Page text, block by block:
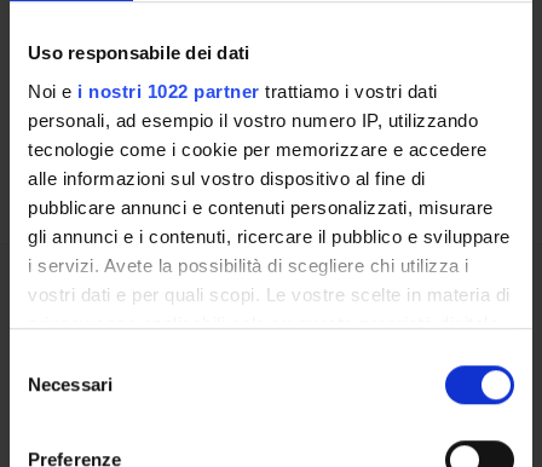
Uso responsabile dei dati
Noi e i nostri 1022 partner trattiamo i vostri dati
personali, ad esempio il vostro numero IP, utilizzando
tecnologie come i cookie per memorizzare e accedere
alle informazioni sul vostro dispositivo al fine di
pubblicare annunci e contenuti personalizzati, misurare
gli annunci e i contenuti, ricercare il pubblico e sviluppare
i servizi. Avete la possibilità di scegliere chi utilizza i
vostri dati e per quali scopi. Le vostre scelte in materia di
privacy sono applicabili solo su questa proprietà digitale
modificare o revocare il proprio consenso in qualsiasi
momento dalla Dichiarazione sui cookie o facendo clic
delNecessari
Preferenze
Offerta formativa da definire
ULTERIORI ATTIVITÀ DIDATTICHE
Presentazione
Insegnamenti